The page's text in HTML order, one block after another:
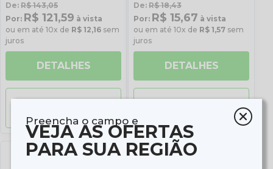
Preencha o campo e
VEJA AS OFERTAS
PARA SUA REGIÃO
De: R$ 143,05
Por: R$ 121,59 à vista
ou em até 10x de R$ 12,16 sem
juros
DETALHES
Comprar pelo
De: R$ 18,43
Por: R$ 15,67 à vista
ou em até 10x de R$ 1,57 sem
juros
DETALHES
Comprar pelo